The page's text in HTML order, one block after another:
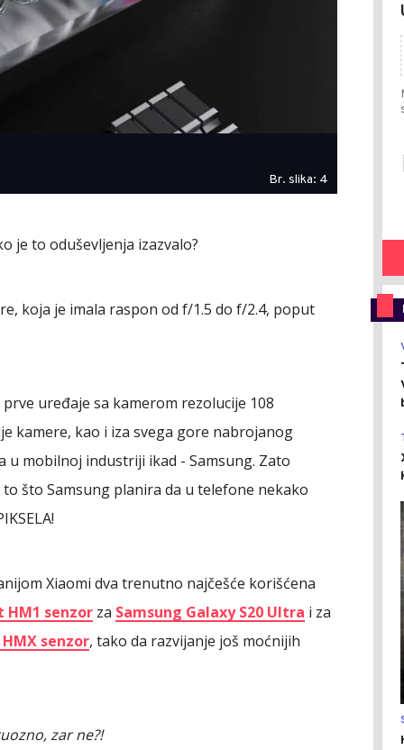
Br. slika: 4
je to oduševljenja izazvalo?
koja je imala raspon od f/1.5 do f/2.4, poput
uređaje sa kamerom rezolucije 108
kamere, kao i iza svega gore nabrojanog
u mobilnoj industriji ikad - Samsung. Zato
što Samsung planira da u telefone nekako
Xiaomi dva trenutno najčešće korišćena
HM1 senzor za Samsung Galaxy S20 Ultra i za
senzor, tako da razvijanje još moćnijih
zar ne?!